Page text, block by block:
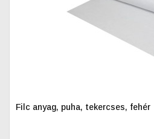
Filc anyag, puha, tekercses, fehér